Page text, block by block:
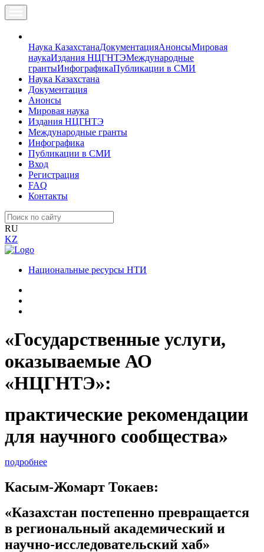
Наука КазахстанаДокументацияАнонсыМировая
наукаИздания НЦГНТЭМеждународные
грантыИнфографикаПубликации в СМИ
Наука Казахстана
Документация
Анонсы
Мировая наука
Издания НЦГНТЭ
Международные гранты
Инфографика
Публикации в СМИ
Вход
Регистрация
FAQ
Контакты
RU
KZ
Национальные ресурсы НТИ
«Государственные услуги,
оказываемые АО
«НЦГНТЭ»:
практические рекомендации
для научного сообщества»
подробнее
Касым-Жомарт Токаев:
«Казахстан постепенно превращается
в региональный академический и
научно-исследовательский хаб»